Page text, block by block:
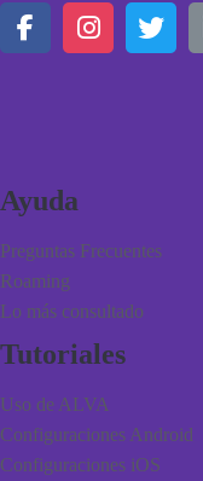
Ayuda
Preguntas Frecuentes
Roaming
Lo más consultado
Tutoriales
Uso de ALVA
Configuraciones Android
Configuraciones iOS